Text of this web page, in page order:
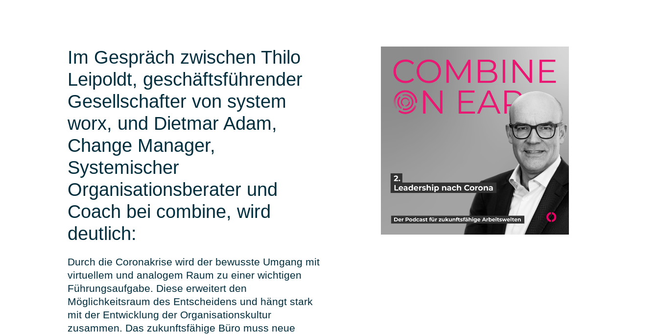
Im Gespräch zwischen Thilo
Leipoldt, geschäftsführender
Gesellschafter von system
worx, und Dietmar Adam,
Change Manager,
Systemischer
Organisationsberater und
Coach bei combine, wird
deutlich:
Durch die Coronakrise wird der bewusste Umgang mit
virtuellem und analogem Raum zu einer wichtigen
Führungsaufgabe. Diese erweitert den
Möglichkeitsraum des Entscheidens und hängt stark
mit der Entwicklung der Organisationskultur
zusammen. Das zukunftsfähige Büro muss neue